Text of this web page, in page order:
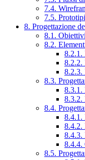
7.4.
7.5.
8. Progettazione
8.1.
8.2.
8.2.1.
8.2.2.
8.2.3.
8.3.
8.3.1.
8.3.2.
8.4.
8.4.1.
8.4.2.
8.4.3.
8.4.4.
8.5.